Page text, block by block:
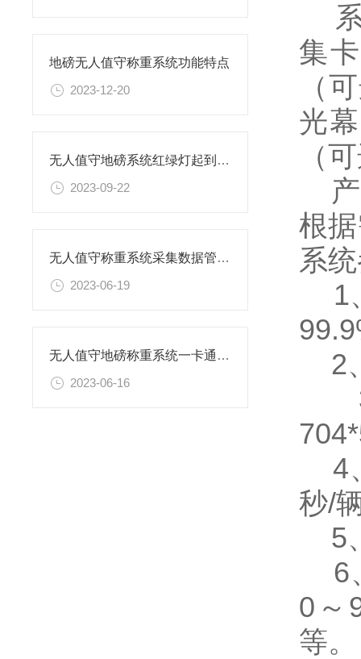
地磅无人值守称重系统功能特点
2023-12-20
无人值守地磅系统红绿灯起到什么作用
2023-09-22
无人值守称重系统采集数据管理防控作假提高过磅效率
2023-06-19
无人值守地磅称重系统一卡通流程
2023-06-16
集
（
光
（
产
根
系
1
2
3
4
秒/
5
6
0～
等。